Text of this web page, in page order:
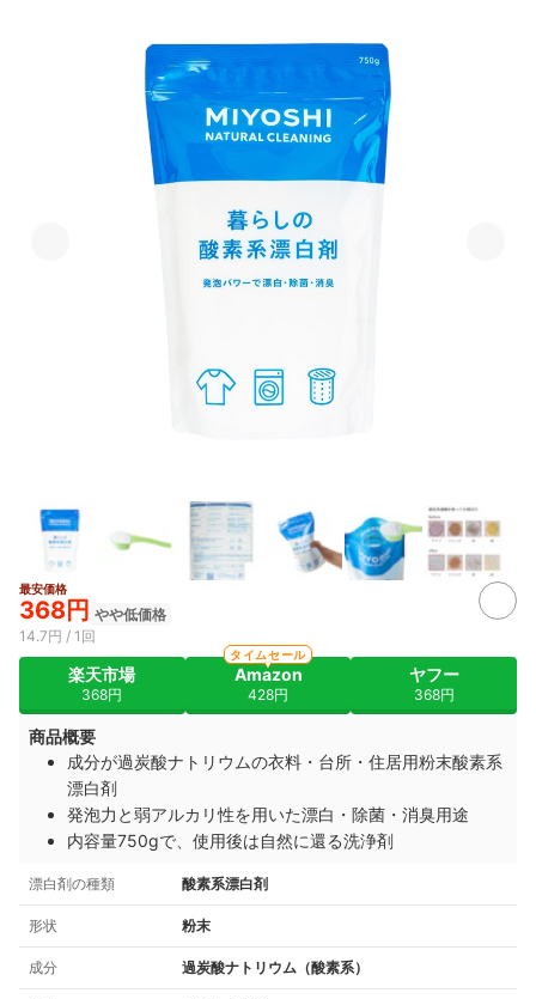
最安価格
368円 やや低価格
14.7円 / 1回
楽天市場
368円
Amazon
428円
タイムセール
ヤフー
368円
商品概要
成分が過炭酸ナトリウムの衣料・台所・住居用粉末酸素系
漂白剤
発泡力と弱アルカリ性を用いた漂白・除菌・消臭用途
内容量750gで、使用後は自然に還る洗浄剤
漂白剤の種類 酸素系漂白剤
形状 粉末
成分 過炭酸ナトリウム（酸素系）